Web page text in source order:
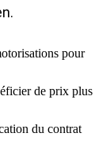
pour
de prix plus
du contrat